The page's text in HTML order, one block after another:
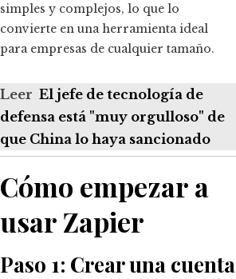
simples y complejos, lo que lo
convierte en una herramienta ideal
para empresas de cualquier tamaño.
Leer El jefe de tecnología de
defensa está "muy orgulloso" de
que China lo haya sancionado
Cómo empezar a
usar Zapier
Paso 1: Crear una cuenta